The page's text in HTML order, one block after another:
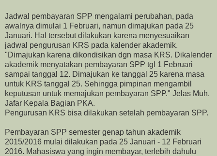
Jadwal pembayaran SPP mengalami perubahan, pada
awalnya dimulai 1 Februari, namun dimajukan pada 25
Januari. Hal tersebut dilakukan karena menyesuaikan
jadwal pengurusan KRS pada kalender akademik.
"Dimajukan karena dikondisikan dgn masa KRS. Dikalender
akademik menyatakan pembayaran SPP tgl 1 Februari
sampai tanggal 12. Dimajukan ke tanggal 25 karena masa
untuk KRS tanggal 25. Sehingga pimpinan mengambil
keputusan untuk memajukan pembayaran SPP." Jelas Muh.
Jafar Kepala Bagian PKA.
Pengurusan KRS bisa dilakukan setelah pembayaran SPP.
Pembayaran SPP semester genap tahun akademik
2015/2016 mulai dilakukan pada 25 Januari - 12 Februari
2016. Mahasiswa yang ingin membayar, terlebih dahulu